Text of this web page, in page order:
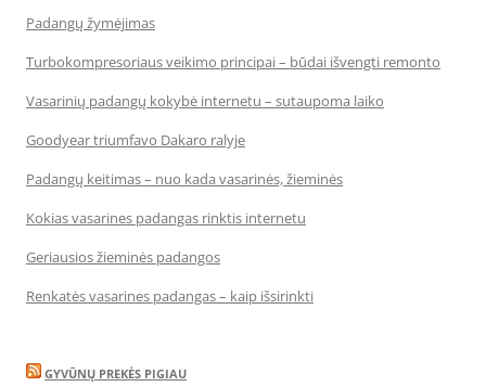
Padangų žymėjimas
Turbokompresoriaus veikimo principai – būdai išvengti remonto
Vasarinių padangų kokybė internetu – sutaupoma laiko
Goodyear triumfavo Dakaro ralyje
Padangų keitimas – nuo kada vasarinės, žieminės
Kokias vasarines padangas rinktis internetu
Geriausios žieminės padangos
Renkatės vasarines padangas – kaip išsirinkti
GYVŪNŲ PREKĖS PIGIAU